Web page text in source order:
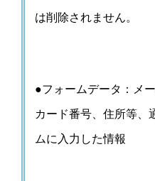
は削除されません。
●フォームデータ：メ
カード番号、住所等、
ムに入力した情報